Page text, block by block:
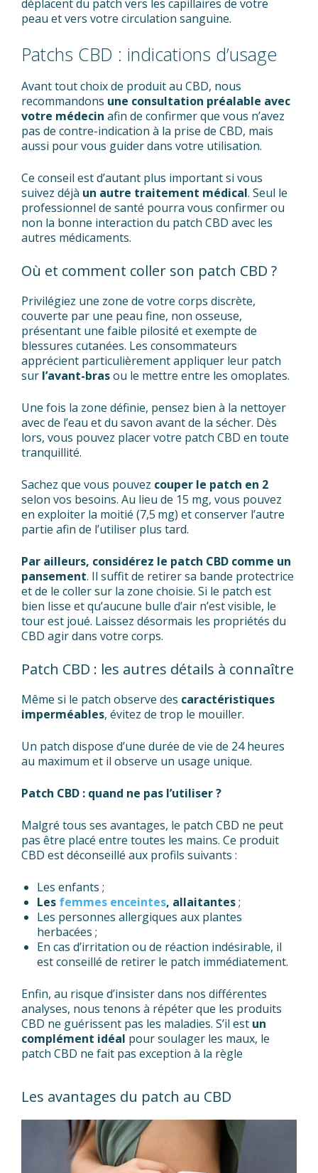
déplacent du patch vers les capillaires de votre
peau et vers votre circulation sanguine.
Patchs CBD : indications d’usage
Avant tout choix de produit au CBD, nous
recommandons une consultation préalable avec
votre médecin afin de confirmer que vous n’avez
pas de contre-indication à la prise de CBD, mais
aussi pour vous guider dans votre utilisation.
Ce conseil est d’autant plus important si vous
suivez déjà un autre traitement médical. Seul le
professionnel de santé pourra vous confirmer ou
non la bonne interaction du patch CBD avec les
autres médicaments.
Où et comment coller son patch CBD ?
Privilégiez une zone de votre corps discrète,
couverte par une peau fine, non osseuse,
présentant une faible pilosité et exempte de
blessures cutanées. Les consommateurs
apprécient particulièrement appliquer leur patch
sur l’avant-brasou le mettre entre les omoplates.
Une fois la zone définie, pensez bien à la nettoyer
avec de l’eau et du savon avant de la sécher. Dès
lors, vous pouvez placer votre patch CBD en toute
tranquillité.
Sachez que vous pouvez couper le patch en 2
selon vos besoins. Au lieu de 15 mg, vous pouvez
en exploiter la moitié (7,5 mg) et conserver l’autre
partie afin de l’utiliser plus tard.
Par ailleurs, considérez le patch CBD comme un
pansement. Il suffit de retirer sa bande protectrice
et de le coller sur la zone choisie. Si le patch est
bien lisse et qu’aucune bulle d’air n’est visible, le
tour est joué. Laissez désormais les propriétés du
CBD agir dans votre corps.
Patch CBD : les autres détails à connaître
Même si le patch observe des caractéristiques
imperméables, évitez de trop le mouiller.
Un patch dispose d’une durée de vie de 24 heures
au maximum et il observe un usage unique.
Patch CBD : quand ne pas l’utiliser ?
Malgré tous ses avantages, le patch CBD ne peut
pas être placé entre toutes les mains. Ce produit
CBD est déconseillé aux profils suivants :
Les enfants ;
Les femmes enceintes, allaitantes;
Les personnes allergiques aux plantes
herbacées ;
En cas d’irritation ou de réaction indésirable, il
est conseillé de retirer le patch immédiatement.
Enfin, au risque d’insister dans nos différentes
analyses, nous tenons à répéter que les produits
CBD ne guérissent pas les maladies. S’il est un
complément idéal pour soulager les maux, le
patch CBD ne fait pas exception à la règle
Les avantages du patch au CBD